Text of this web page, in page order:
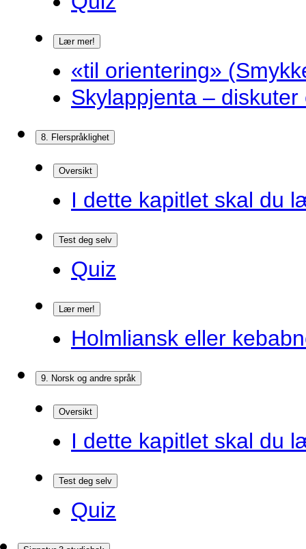
Lær mer!
«til orientering»
Skylappjenta – diskuter
8. Flerspråklighet
Oversikt
I dette kapitlet skal du
Test deg selv
Quiz
Lær mer!
Holmliansk eller
9. Norsk og andre språk
Oversikt
I dette kapitlet skal du
Test deg selv
Quiz